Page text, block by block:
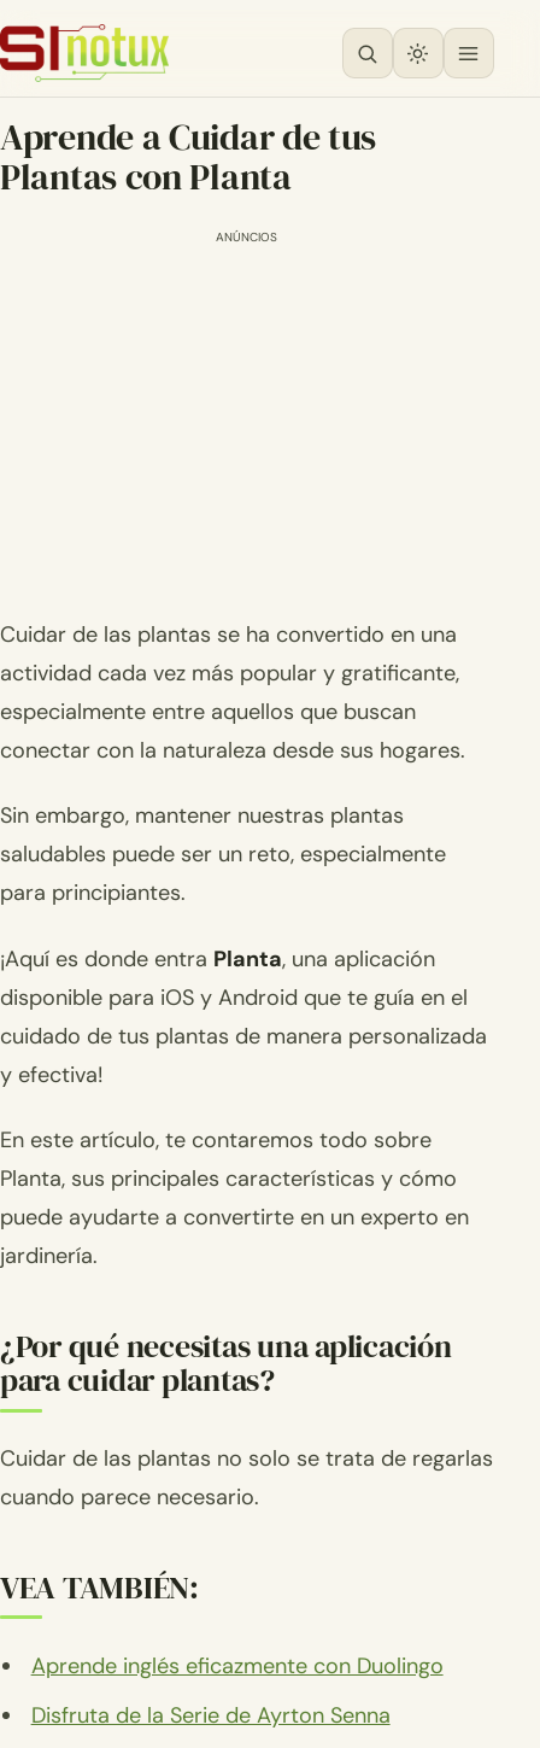
Aprende a Cuidar de tus
Plantas con Planta
ANÚNCIOS
Cuidar de las plantas se ha convertido en una
actividad cada vez más popular y gratificante,
especialmente entre aquellos que buscan
conectar con la naturaleza desde sus hogares.
Sin embargo, mantener nuestras plantas
saludables puede ser un reto, especialmente
para principiantes.
¡Aquí es donde entra Planta, una aplicación
disponible para iOS y Android que te guía en el
cuidado de tus plantas de manera personalizada
y efectiva!
En este artículo, te contaremos todo sobre
Planta, sus principales características y cómo
puede ayudarte a convertirte en un experto en
jardinería.
¿Por qué necesitas una aplicación
para cuidar plantas?
Cuidar de las plantas no solo se trata de regarlas
cuando parece necesario.
VEA TAMBIÉN:
Aprende inglés eficazmente con Duolingo
Disfruta de la Serie de Ayrton Senna